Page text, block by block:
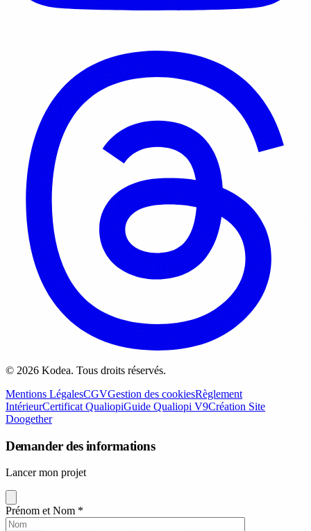
© 2026 Kodea. Tous droits réservés.
Mentions LégalesCGVGestion des cookiesRèglement
IntérieurCertificat QualiopiGuide Qualiopi V9Création Site
Doogether
Demander des informations
Lancer mon projet
Prénom et Nom *